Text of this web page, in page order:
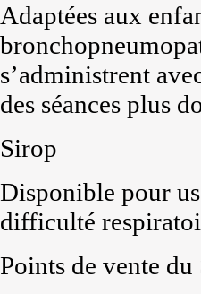
Adaptées aux
s’administrent
des séances plus
Sirop
Disponible pour
difficulté
Points de vente